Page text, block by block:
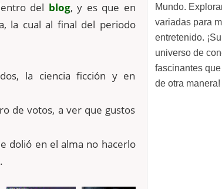
del blog, y es que en
la cual al final del periodo
la ciencia ficción y en
de votos, a ver que gustos
dolió en el alma no hacerlo
Mundo.
variadas para
entretenido.
universo de
fascinantes
de otra manera!